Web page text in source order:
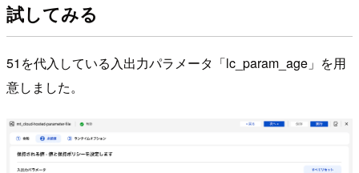
試してみる
51を代入している入出力パラメータ「lc_param_age」を用
意しました。